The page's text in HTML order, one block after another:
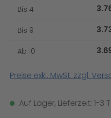
Bis 4
Bis 9
Ab 10
Preise exkl. MwSt. zzgl.
Auf Lager, Lieferzeit: 1-3